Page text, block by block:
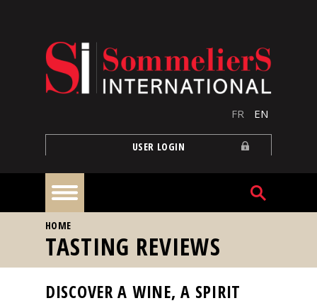
FR EN
USER LOGIN
Home
YOU ARE HERE
HOME
TASTING REVIEWS
DISCOVER A WINE, A SPIRIT